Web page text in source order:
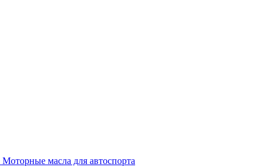
Моторные масла для автоспорта